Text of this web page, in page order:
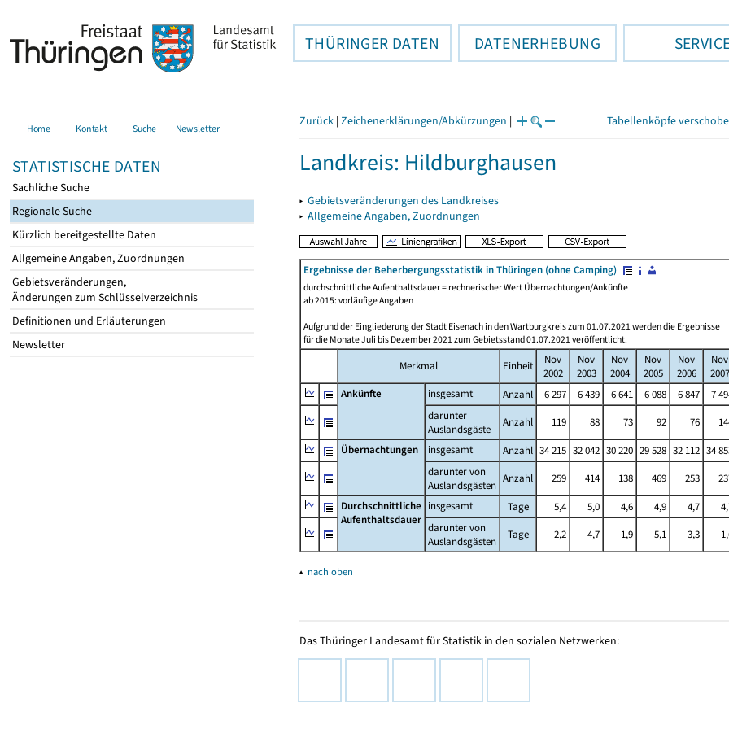
THÜRINGER DATEN DATENERHEBUNG
Home Kontakt Suche Newsletter
STATISTISCHE DATEN
Sachliche Suche
Regionale Suche
Kürzlich bereitgestellte Daten
Allgemeine Angaben, Zuordnungen
Gebietsveränderungen,
Änderungen zum Schlüsselverzeichnis
Definitionen und Erläuterungen
Newsletter
Zurück | Zeichenerklärungen/Abkürzungen | Tabellenköpfe
Landkreis: Hildburghausen
▸ Gebietsveränderungen des Landkreises
▸ Allgemeine Angaben, Zuordnungen
Ergebnisse der Beherbergungsstatistik in Thüringen (ohne Camping)
durchschnittliche Aufenthaltsdauer = rechnerischer Wert Übernachtungen/Ankünfte
ab 2015: vorläufige Angaben
Aufgrund der Eingliederung der Stadt Eisenach in den Wartburgkreis zum 01.07.2021 werden die Ergebnisse
für die Monate Juli bis Dezember 2021 zum Gebietsstand 01.07.2021 veröffentlicht.
Merkmal Einheit
Nov
2002
Nov
2003
Nov
2004
Nov
2005
Nov
2006
Nov
2007
Ankünfte
insgesamt Anzahl 6 297 6 439 6 641 6 088 6 847
7
darunter
Auslandsgäste
Anzahl 119 88 73 92 76
Übernachtungen
insgesamt Anzahl 34 215 32 042 30 220 29 528 32 112 34
darunter von
Auslandsgästen
Anzahl 259 414 138 469 253
Durchschnittliche
Aufenthaltsdauer
insgesamt Tage 5,4 5,0 4,6 4,9 4,7
darunter von
Auslandsgästen
Tage 2,2 4,7 1,9 5,1 3,3
▴ nach oben
Das Thüringer Landesamt für Statistik in den sozialen Netzwerken: